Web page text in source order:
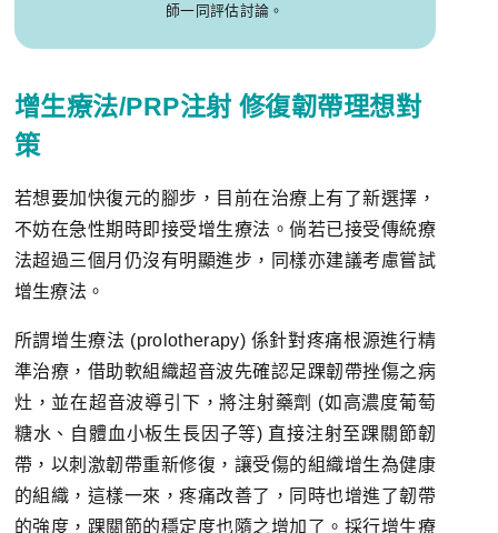
師一同評估討論。
增生療法/PRP注射 修復韌帶理想對
策
若想要加快復元的腳步，目前在治療上有了新選擇，
不妨在急性期時即接受增生療法。倘若已接受傳統療
法超過三個月仍沒有明顯進步，同樣亦建議考慮嘗試
增生療法。
所謂增生療法 (prolotherapy) 係針對疼痛根源進行精
準治療，借助軟組織超音波先確認足踝韌帶挫傷之病
灶，並在超音波導引下，將注射藥劑 (如高濃度葡萄
糖水、自體血小板生長因子等) 直接注射至踝關節韌
帶，以刺激韌帶重新修復，讓受傷的組織增生為健康
的組織，這樣一來，疼痛改善了，同時也增進了韌帶
的強度，踝關節的穩定度也隨之增加了。採行增生療